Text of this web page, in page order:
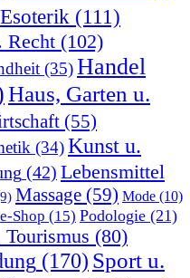
Esoterik (111)
Recht (102)
(35)Handel
Haus, Garten u.
(55)
(34)Kunst u.
(42) Lebensmittel
Massage (59) Mode (10)
Shop (15) Podologie (21)
(80)
(170) Sport u.